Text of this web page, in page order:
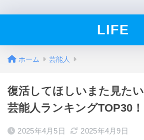
LIFE
ホーム 芸能人
復活してほしいまた見た
芸能人ランキングTOP30！
2025年4月5日 2025年4月9日